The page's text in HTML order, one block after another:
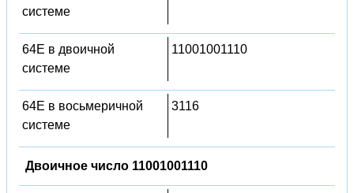
системе
64E в двоичной
системе
11001001110
64E в восьмеричной
системе
3116
Двоичное число 11001001110